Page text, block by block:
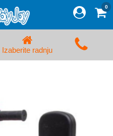
Prijava/Registracija
0
Izaberite radnju